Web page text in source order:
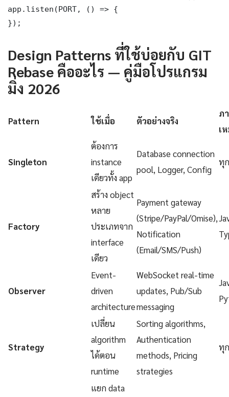
app.listen(PORT, () => {
});
Design Patterns ที่ใช้บ่อยกับ GIT
Rebase คืออะไร — คู่มือโปรแกรม
มิ่ง 2026
Pattern ใช้เมื่อ ตัวอย่างจริง
ภ
เ
Singleton
ต้องการ
instance
เดียวทั้ง app
Database connection
pool, Logger, Config
ทุ
Factory
สร้าง object
หลาย
ประเภทจาก
interface
เดียว
Payment gateway
(Stripe/PayPal/Omise),
Notification
(Email/SMS/Push)
Observer
Event-
driven
architecture
WebSocket real-time
updates, Pub/Sub
messaging
Strategy
เปลี่ยน
algorithm
ได้ตอน
runtime
Sorting algorithms,
Authentication
methods, Pricing
strategies
ทุ
แยก data